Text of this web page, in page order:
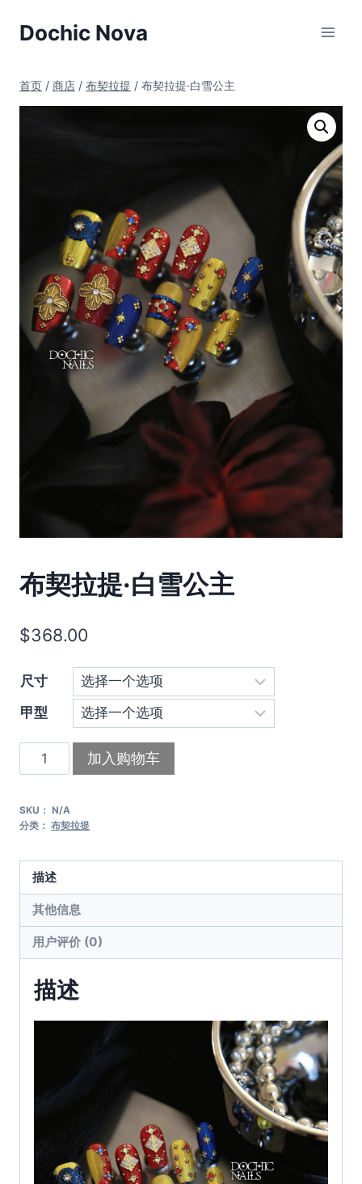
Dochic Nova
首页 / 商店 / 布契拉提 / 布契拉提·白雪公主
布契拉提·白雪公主
$368.00
尺寸
甲型
契
提
白
主
加入购物车
SKU： N/A
分类： 布契拉提
描述
其他信息
用户评价 (0)
描述